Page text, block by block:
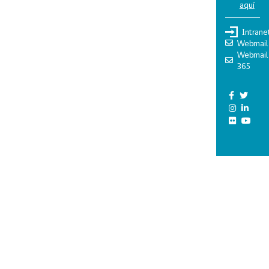
aquí
Webmail
Webmail
365